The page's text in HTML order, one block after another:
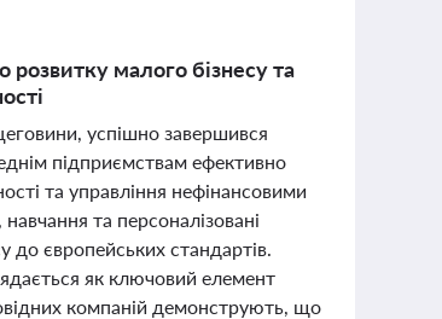
малого бізнесу та
успішно завершився
підприємствам ефективно
та управління нефінансовими
та персоналізовані
до європейських стандартів.
як ключовий елемент
компаній демонструють, що